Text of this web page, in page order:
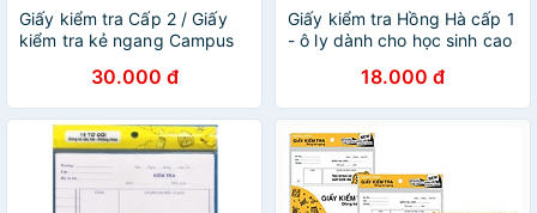
Giấy kiểm tra Cấp 2 / Giấy
kiểm tra kẻ ngang Campus
30.000 đ
Giấy kiểm tra Hồng Hà cấp 1
- ô ly dành cho học sinh cao
18.000 đ